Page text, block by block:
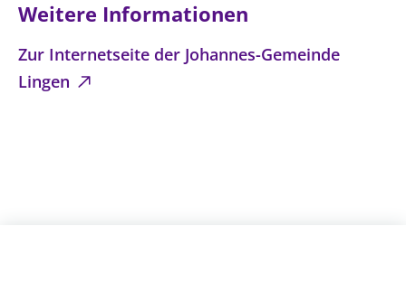
Weitere Informationen
Zur Internetseite der Johannes-Gemeinde
Lingen